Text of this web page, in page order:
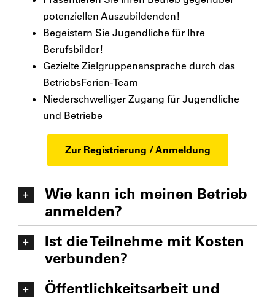
potenziellen Auszubildenden!
Begeistern Sie Jugendliche für Ihre
Berufsbilder!
Gezielte Zielgruppenansprache durch das
BetriebsFerien-Team
Niederschwelliger Zugang für Jugendliche
und Betriebe
Zur Registrierung / Anmeldung
Wie kann ich meinen Betrieb
anmelden?
Ist die Teilnehme mit Kosten
verbunden?
Öffentlichkeitsarbeit und